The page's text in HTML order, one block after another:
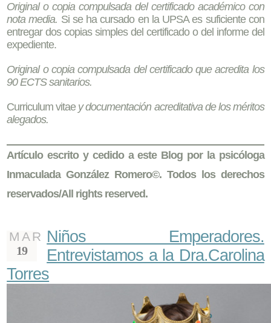
Original o copia compulsada del certificado académico con
nota media. Si se ha cursado en la UPSA es suficiente con
entregar dos copias simples del certificado o del informe del
expediente.
Original o copia compulsada del certificado que acredita los
90 ECTS sanitarios.
Curriculum vitae y documentación acreditativa de los méritos
alegados.
Artículo escrito y cedido a este Blog por la psicóloga
Inmaculada González Romero©. Todos los derechos
reservados/All rights reserved.
MAR
19
Niños Emperadores.
Entrevistamos a la Dra.Carolina
Torres